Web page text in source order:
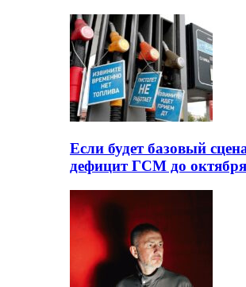
Если будет базовый
дефицит ГСМ до октября